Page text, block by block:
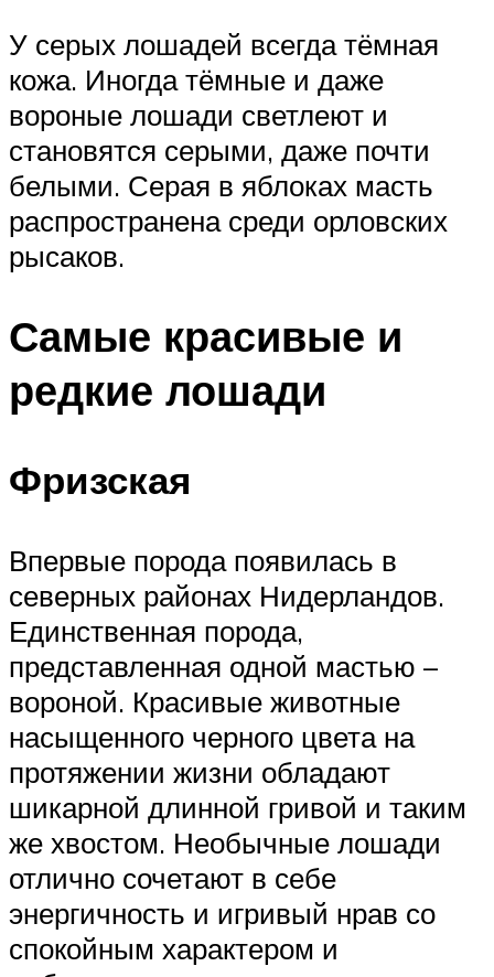
У серых лошадей всегда тёмная
кожа. Иногда тёмные и даже
вороные лошади светлеют и
становятся серыми, даже почти
белыми. Серая в яблоках масть
распространена среди орловских
рысаков.
Самые красивые и
редкие лошади
Фризская
Впервые порода появилась в
северных районах Нидерландов.
Единственная порода,
представленная одной мастью –
вороной. Красивые животные
насыщенного черного цвета на
протяжении жизни обладают
шикарной длинной гривой и таким
же хвостом. Необычные лошади
отлично сочетают в себе
энергичность и игривый нрав со
спокойным характером и